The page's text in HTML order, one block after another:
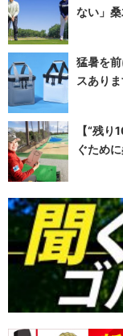
ない」
猛暑を
スあり
【“残
ぐため